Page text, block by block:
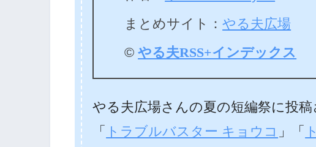
まとめサイト：やる夫広場
©やる夫RSS+インデックス
やる夫広場さんの夏の短編祭に投稿
「
トラブルバスター キョウコ 」「